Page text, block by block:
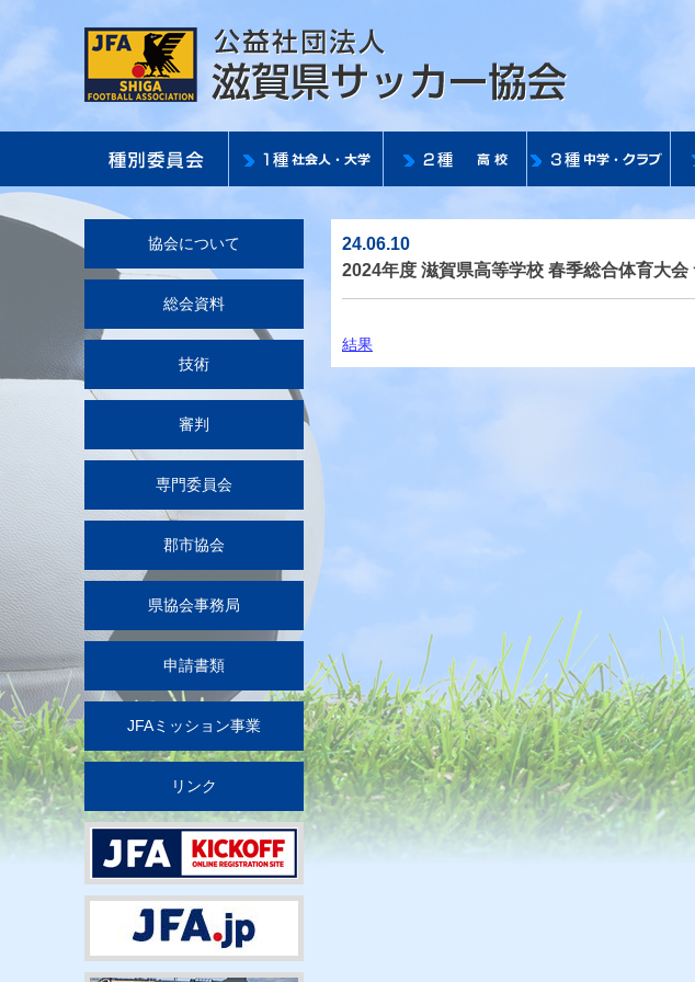
公
協会について
総会資料
技術
審判
専門委員会
郡市協会
県協会事務局
申請書類
JFAミッション事業
リンク
24.06.10
2024年度 滋賀県高等学校 春季総合体育大会
結果